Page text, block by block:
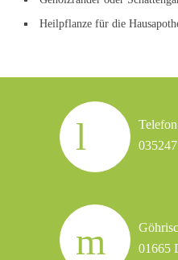
Heilpflanze für die
01665